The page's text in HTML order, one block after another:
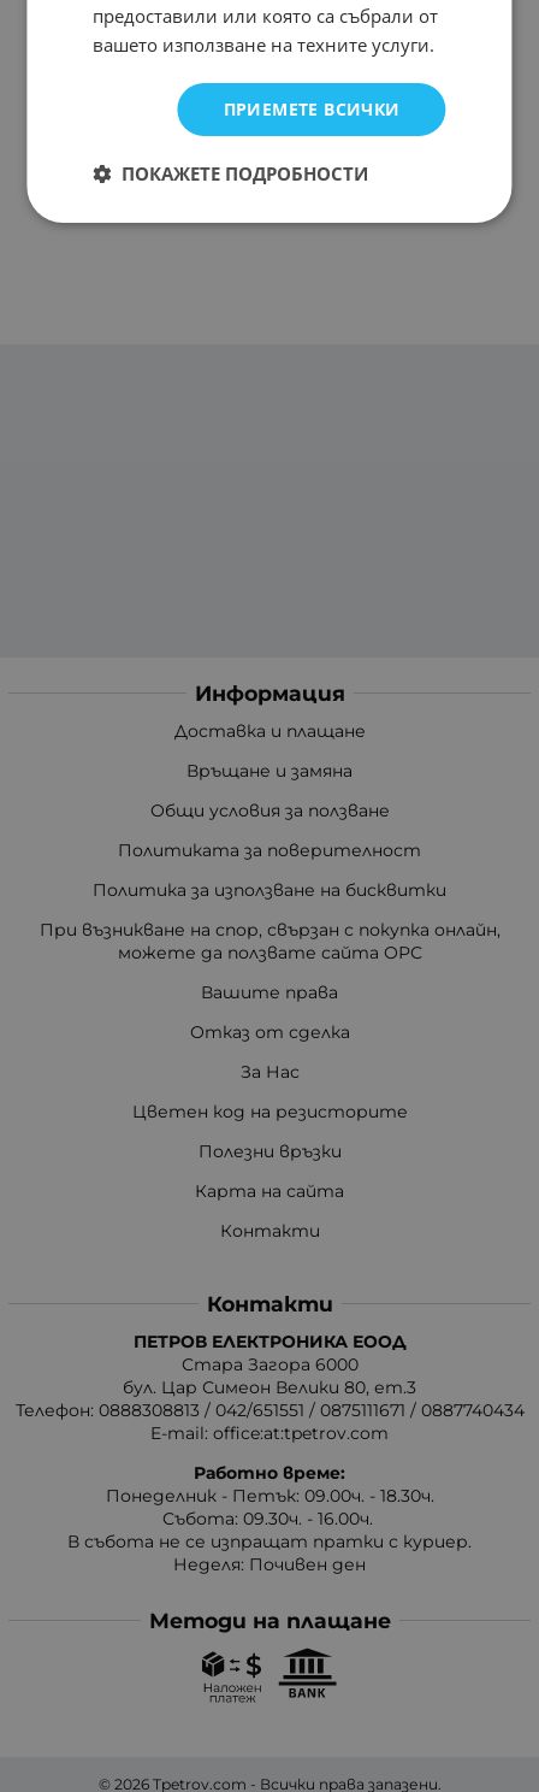
Информация
Доставка и плащане
Връщане и замяна
Общи условия за ползване
Политиката за поверителност
Политика за използване на бисквитки
При възникване на спор, свързан с покупка онлайн,
можете да ползвате сайта ОРС
Вашите права
Отказ от сделка
За Нас
Цветен код на резисторите
Полезни връзки
Карта на сайта
Контакти
Контакти
ПЕТРОВ ЕЛЕКТРОНИКА ЕООД
Стара Загора 6000
бул. Цар Симеон Велики 80, ет.3
Телефон: 0888308813 / 042/651551 / 0875111671 / 0887740434
E-mail: office:at:tpetrov.com
Работно време:
Понеделник - Петък: 09.00ч. - 18.30ч.
Събота: 09.30ч. - 16.00ч.
В събота не се изпращат пратки с куриер.
Неделя: Почивен ден
Методи на плащане
© 2026 Tpetrov.com - Всички права запазени.
предоставили или която са събрали от
вашето използване на техните услуги.
ПРИЕМЕТЕ ВСИЧКИ
ПОКАЖЕТЕ ПОДРОБНОСТИ